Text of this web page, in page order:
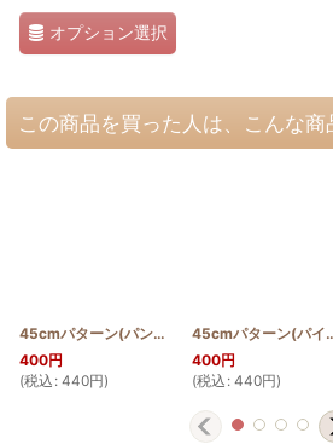
オプション選択
この商品を買った人は、こんな
45cmパターン(パンの木) [
400円
(税込 : 440円)
45cmパタ
400円
(税込 : 440円)